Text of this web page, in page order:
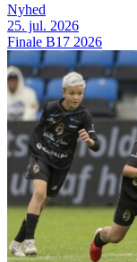
Nyhed
25. jul. 2026
Finale B17 2026